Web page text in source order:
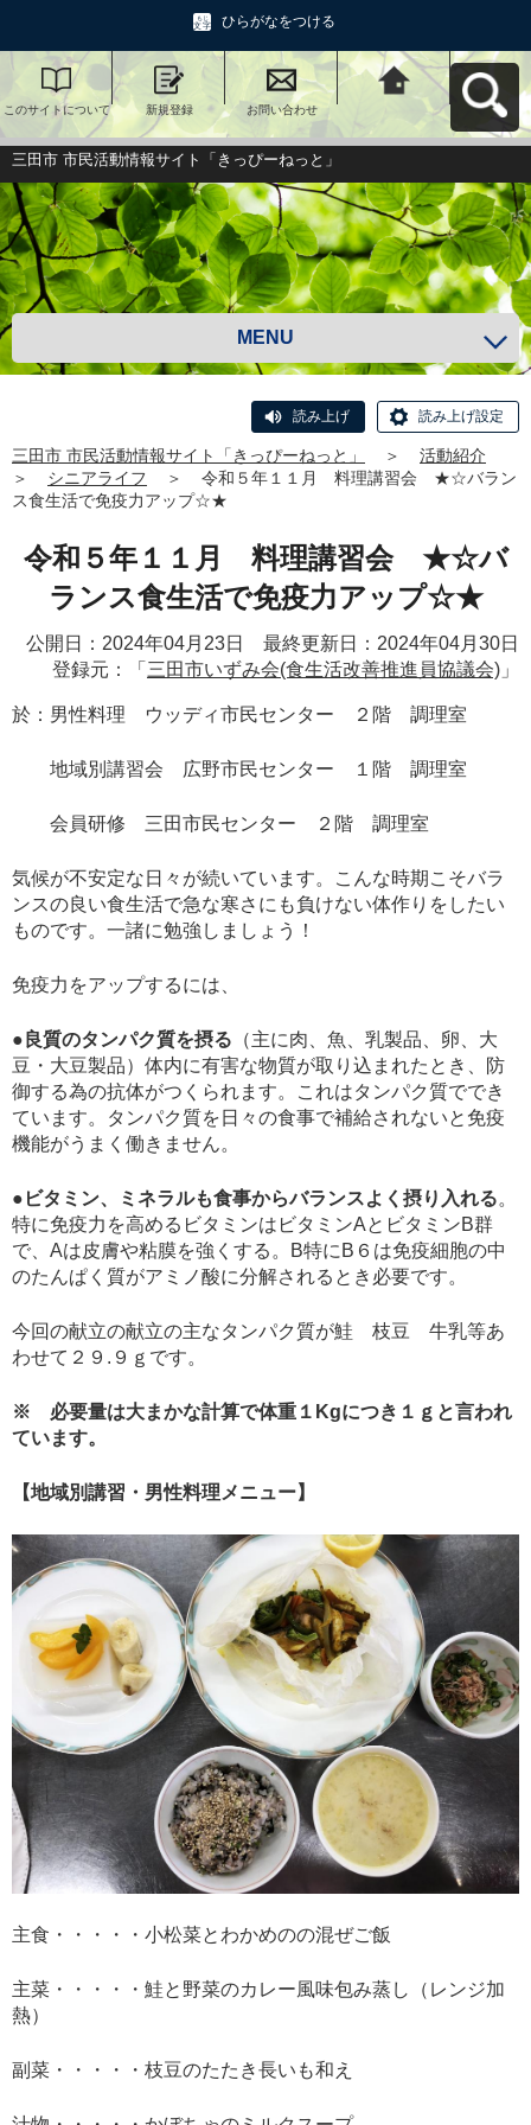
ひらがなをつける
このサイトについて 新規登録 お問い合わせ
三田市 市民活動情報
サイト「きっぴーね
っと」へ戻る
三田市 市民活動情報サイト「きっぴーねっと」
MENU
読み上げ 読み上げ設定
三田市 市民活動情報サイト「きっぴーねっと」 ＞
活動紹介
＞
シニアライフ ＞
令和５年１１月 料理講習会 ★☆バラン
ス食生活で免疫力アップ☆★
令和５年１１月 料理講習会 ★☆バ
ランス食生活で免疫力アップ☆★
公開日：2024年04月23日 最終更新日：2024年04月30日
登録元：「 三田市いずみ会(食生活改善推進員協議会) 」
於：男性料理 ウッディ市民センター ２階 調理室
地域別講習会 広野市民センター １階 調理室
会員研修 三田市民センター ２階 調理室
気候が不安定な日々が続いています。こんな時期こそバラ
ンスの良い食生活で急な寒さにも負けない体作りをしたい
ものです。一諸に勉強しましょう！
免疫力をアップするには、
● 良質のタンパク質を摂る （主に肉、魚、乳製品、卵、大
豆・大豆製品）体内に有害な物質が取り込まれたとき、防
御する為の抗体がつくられます。これはタンパク質ででき
ています。タンパク質を日々の食事で補給されないと免疫
機能がうまく働きません。
● ビタミン、ミネラルも食事からバランスよく摂り入れる。
特に免疫力を高めるビタミンはビタミンAとビタミンB群
で、Aは皮膚や粘膜を強くする。B特にB６は免疫細胞の中
のたんぱく質がアミノ酸に分解されるとき必要です。
今回の献立の献立の主なタンパク質が鮭 枝豆 牛乳等あ
わせて２９.９ｇです。
※ 必要量は大まかな計算で体重１Kgにつき１ｇと言われ
ています。
【地域別講習・男性料理メニュー】
主食・・・・・小松菜とわかめのの混ぜご飯
主菜・・・・・鮭と野菜のカレー風味包み蒸し（レンジ加
熱）
副菜・・・・・枝豆のたたき長いも和え